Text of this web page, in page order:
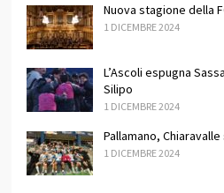
Nuova stagione della
1 DICEMBRE 2024
L’Ascoli espugna
Silipo
1 DICEMBRE 2024
Pallamano,
1 DICEMBRE 2024